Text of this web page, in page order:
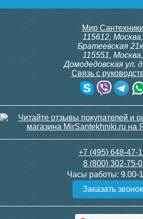
Тумба для комплекта
Атлантика 70 Люкс Plus,
ясень перламутр
22 690
Подробнее
Тумба
Мир Сантехники
115612, Москва,
Братеевская
115551, Москва,
Домодедовская ул.
Связь с
+7 (495) 648-47-
8 (800) 302-75-
Часы работы: 9.00-
Заказать звонок